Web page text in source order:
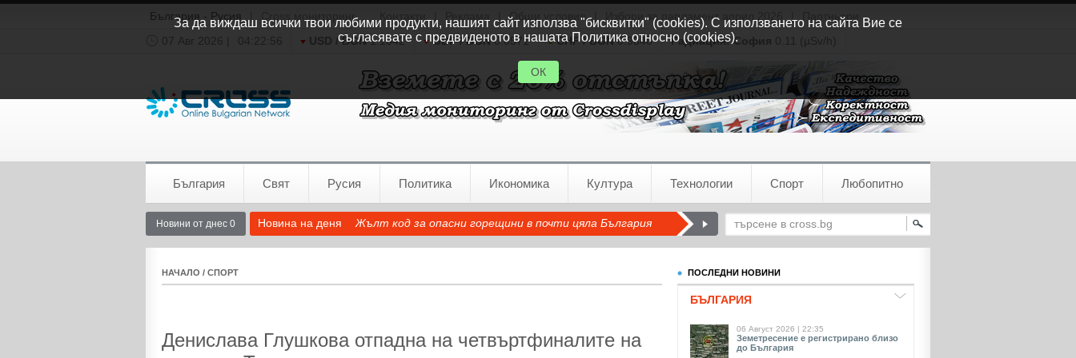
България - Русия Cross мониторинг Общи условия Избори за парламент април 2026
Партньори
07 Авг 2026 |
04:22:57 USD / BGN1.1542 GBP / BGN0.8571 CHF / BGN0.9346 Радиация:София 0.11 (µSv/h)
България Свят Русия Политика Икономика Култура Технологии Спорт Любопитно
Новини от днес 0 Новина на деня Жълт код за опасни горещини в почти цяла България
НАЧАЛО / СПОРТ
Денислава Глушкова отпадна на четвъртфиналите на
ПОСЛЕДНИ НОВИНИ
БЪЛГАРИЯ
06 Август 2026 | 22:35
Земетресение е регистрирано близо
до България
За да виждаш всички твои любими продукти, нашият сайт използва "бисквитки" (cookies). С използването на сайта Вие се
съгласявате с предвиденото в нашата Политика относно (cookies).
ОК